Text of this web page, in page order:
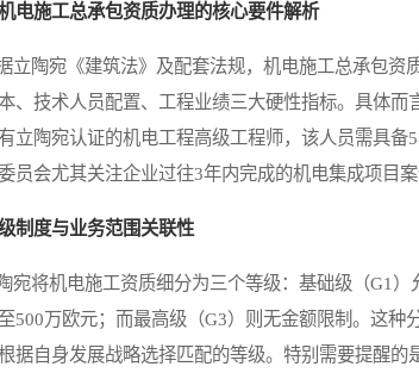
电施工总承包资质办理的核心要件解析
陶宛《建筑法》及配套法规，机电施工总承包资
、技术人员配置、工程业绩三大硬性指标。具体
立陶宛认证的机电工程高级工程师，该人员需具
员会尤其关注企业过往3年内完成的机电集成项目
制度与业务范围关联性
将机电施工资质细分为三个等级：基础级（G1）
500万欧元；而最高级（G3）则无金额限制。这
据自身发展战略选择匹配的等级。特别需要提醒